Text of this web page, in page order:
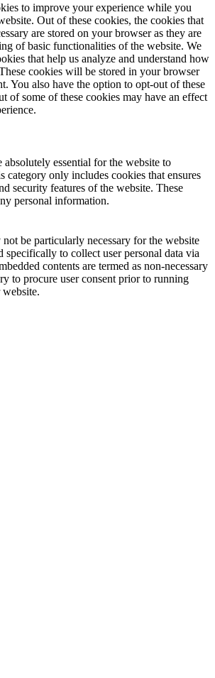
to improve your experience while you
Out of these cookies, the cookies that
are stored on your browser as they are
of basic functionalities of the website. We
that help us analyze and understand how
cookies will be stored in your browser
You also have the option to opt-out of these
of some of these cookies may have an effect
absolutely essential for the website to
category only includes cookies that ensures
security features of the website. These
personal information.
be particularly necessary for the website
specifically to collect user personal data via
contents are termed as non-necessary
to procure user consent prior to running